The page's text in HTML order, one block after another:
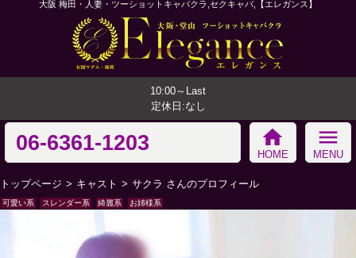
大阪 梅田・人妻・ツーショットキャバクラ,セクキャバ,【エレガンス】
10:00～Last
定休日:なし
06-6361-1203 home
HOME
menu
MENU
トップページ キャスト サクラ さんのプロフィール
可愛い系 スレンダー系 綺麗系 お姉様系